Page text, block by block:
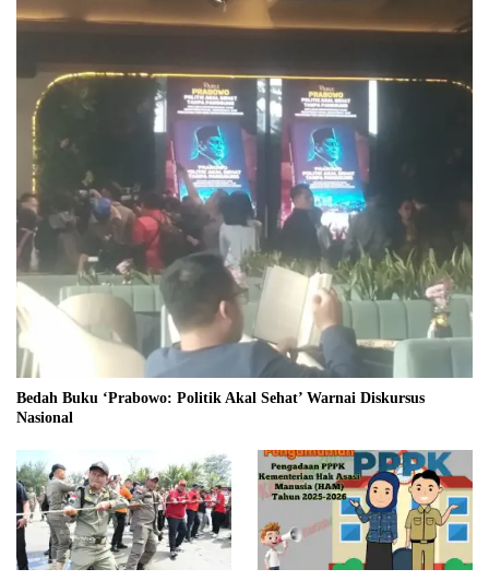
Bedah Buku ‘Prabowo: Politik Akal Sehat’ Warnai Diskursus
Nasional